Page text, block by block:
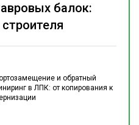
и обратный
в ЛПК: от копирования к
балок: